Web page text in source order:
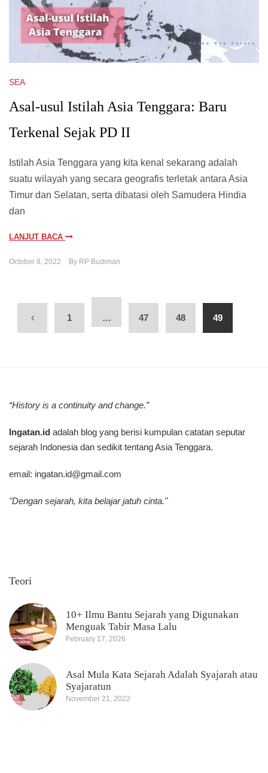
SEA
Asal-usul Istilah Asia Tenggara: Baru
Terkenal Sejak PD II
Istilah Asia Tenggara yang kita kenal sekarang adalah
suatu wilayah yang secara geografis terletak antara Asia
Timur dan Selatan, serta dibatasi oleh Samudera Hindia
dan
LANJUT BACA
October 8, 2022 By RP Budiman
1 … 47 48 49
“History is a continuity and change.”
Ingatan.id adalah blog yang berisi kumpulan catatan seputar
sejarah Indonesia dan sedikit tentang Asia Tenggara.
email: ingatan.id@gmail.com
"Dengan sejarah, kita belajar jatuh cinta."
Teori
10+ Ilmu Bantu Sejarah yang Digunakan
Menguak Tabir Masa Lalu
February 17, 2026
Asal Mula Kata Sejarah Adalah Syajarah atau
Syajaratun
November 21, 2022